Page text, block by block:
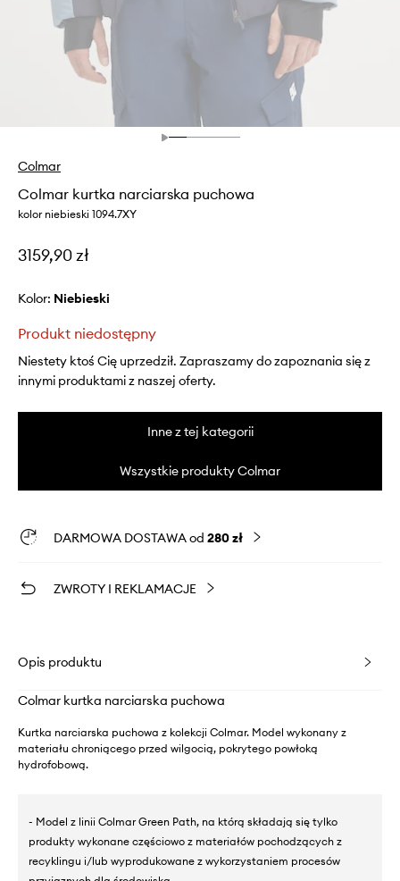
Colmar
Colmar kurtka narciarska puchowa
kolor niebieski 1094.7XY
3159,90 zł
Kolor: niebieski
Produkt niedostępny
Niestety ktoś Cię uprzedził. Zapraszamy do zapoznania się z
innymi produktami z naszej oferty.
Inne z tej kategorii
Wszystkie produkty Colmar
DARMOWA DOSTAWA od 280 zł
ZWROTY I REKLAMACJE
Opis produktu
Colmar kurtka narciarska puchowa
Kurtka narciarska puchowa z kolekcji Colmar. Model wykonany z
materiału chroniącego przed wilgocią, pokrytego powłoką
hydrofobową.
- Model z linii Colmar Green Path, na którą składają się tylko
produkty wykonane częściowo z materiałów pochodzących z
recyklingu i/lub wyprodukowane z wykorzystaniem procesów